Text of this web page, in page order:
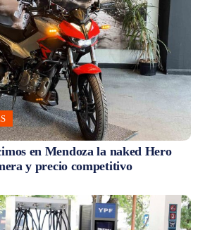
en Mendoza la naked Hero
y precio competitivo